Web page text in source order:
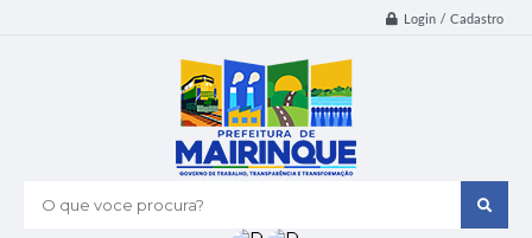
Login / Cadastro
O que voce procura?